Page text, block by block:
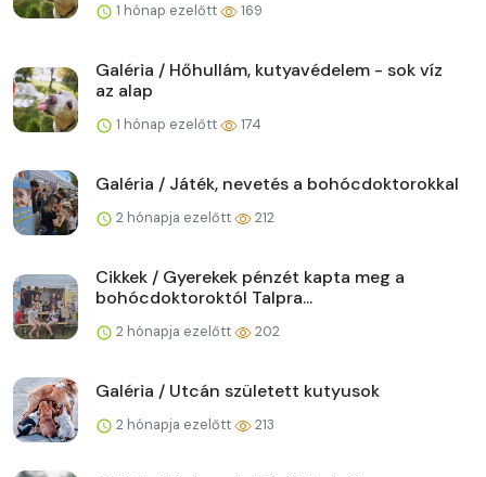
1 hónap ezelőtt 169
Galéria / Hőhullám, kutyavédelem - sok víz
az alap
1 hónap ezelőtt 174
Galéria / Játék, nevetés a bohócdoktorokkal
2 hónapja ezelőtt 212
Cikkek / Gyerekek pénzét kapta meg a
bohócdoktoroktól Talpra...
2 hónapja ezelőtt 202
Galéria / Utcán született kutyusok
2 hónapja ezelőtt 213